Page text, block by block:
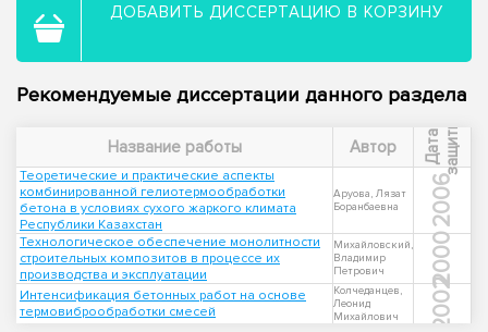
ДОБАВИТЬ ДИССЕРТАЦИЮ В КОРЗИНУ
Рекомендуемые диссертации данного раздела
Название работы Автор Д
а
т
а
з
а
щ
и
т ы
Теоретические и практические аспекты
комбинированной гелиотермообработки
бетона в условиях сухого жаркого климата
Республики Казахстан
Аруова, Лязат
Боранбаевна
2006
Технологическое обеспечение монолитности
строительных композитов в процессе их
производства и эксплуатации
Михайловский,
Владимир
Петрович
2000
Интенсификация бетонных работ на основе
термовиброобработки смесей
Колчеданцев,
Леонид
Михайлович
2002